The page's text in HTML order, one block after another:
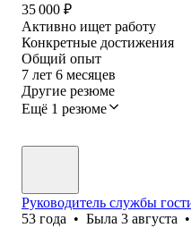
35 000 ₽
Активно ищет работу
Конкретные достижения
Общий опыт
7 лет 6 месяцев
Другие резюме
Ещё 1 резюме
Руководитель службы
53 года • Была 3 августа •